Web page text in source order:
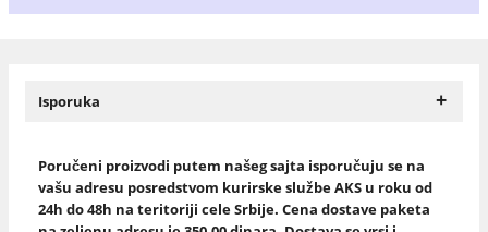
Isporuka +
Poručeni proizvodi putem našeg sajta isporučuju se na
vašu adresu posredstvom kurirske službe AKS u roku od
24h do 48h na teritoriji cele Srbije. Cena dostave paketa